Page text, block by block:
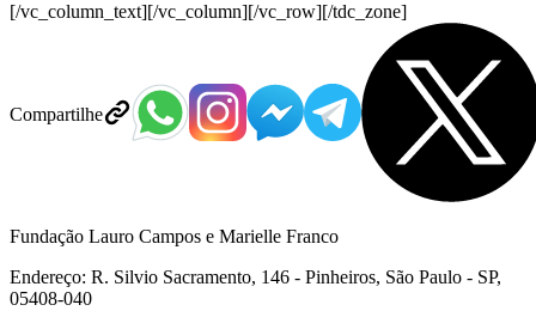
Compartilhe
[/vc_column_text][/vc_column][/vc_row][/tdc_zone]
Fundação Lauro Campos e Marielle Franco
Endereço: R. Silvio Sacramento, 146 - Pinheiros, São Paulo - SP,
05408-040